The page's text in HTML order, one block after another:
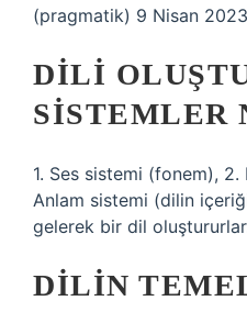
(pragmatik) 9 Nisan 2023
DILI
SISTEMLER
1. Ses sistemi (fonem),
Anlam sistemi (dilin
gelerek bir dil
DILIN